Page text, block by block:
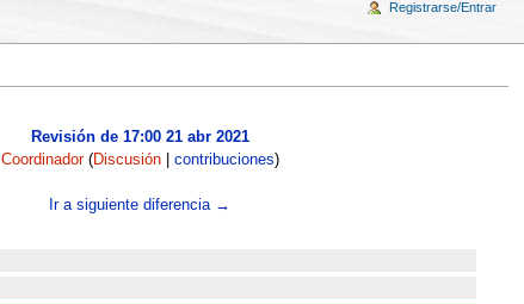
Revisión de 17:00 21 abr 2021
Coordinador(Discusión| contribuciones)
Ir a siguiente diferencia →
Registrarse/Entrar